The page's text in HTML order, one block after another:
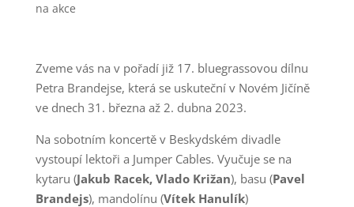
na akce
Zveme vás na v pořadí již 17. bluegrassovou dílnu
Petra Brandejse, která se uskuteční v Novém Jičíně
ve dnech 31. března až 2. dubna 2023.
Na sobotním koncertě v Beskydském divadle
vystoupí lektoři a Jumper Cables. Vyučuje se na
kytaru (Jakub Racek, Vlado Križan), basu (Pavel
Brandejs), mandolínu (Vítek Hanulík)